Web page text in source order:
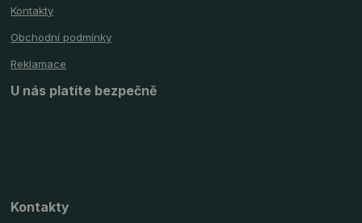
Kontakty
Obchodní podmínky
Reklamace
U nás platíte bezpečně
Kontakty